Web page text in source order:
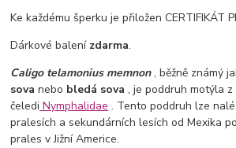
Ke každému šperku je přiložen CERTIFIKÁT
Dárkové balení zdarma.
Caligo telamonius memnon, běžně známý
sova nebo bledá sova , je poddruh motýla z
čeledi Nymphalidae . Tento poddruh lze
pralesích a sekundárních lesích od Mexika
prales v Jižní Americe.